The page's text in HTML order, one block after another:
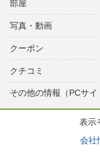
部屋
写真・動画
クーポン
クチコミ
その他の情報（PCサイ
表示
会社